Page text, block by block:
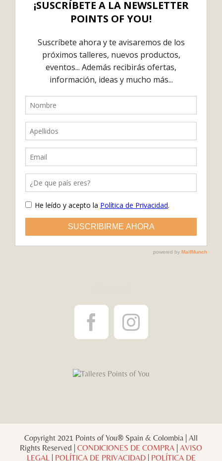
Copyright 2021 Points of You® Spain & Colombia | All
Rights Reserved | CONDICIONES DE COMPRA AVISO
LEGAL| POLÍTICA DE PRIVACIDAD| POLÍTICA DE